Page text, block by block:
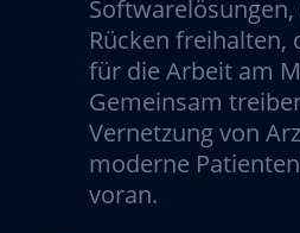
Rücken freihalten,
für die Arbeit am
Gemeinsam
Vernetzung von
moderne
voran.